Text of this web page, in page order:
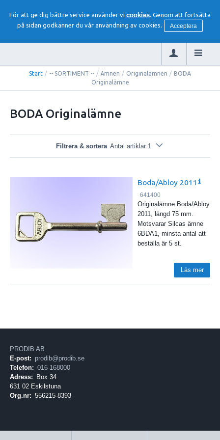
För att ge dig bättre service använder vi cookies. Genom att fortsätta
på sidan godkänner du vår användning av cookies.
Acceptera
Start / -- SORTIMENT -- / Ämnen / Originalämnen / BODA
Originalämne
BODA Originalämne
Filtrera & sortera Antal artiklar 1
Boda/Abloy 2011
641400
Originalämne Boda/Abloy
2011, längd 75 mm.
Motsvarar Silcas ämne
6BDA1, minsta antal att
beställa är 5 st.
Läs mer
PRODIB AB
E-post: prodib@prodib.se
Telefon: 016-168000
Adress:
Box 34
631 02 Eskilstuna
Org.nr: 556215-8393